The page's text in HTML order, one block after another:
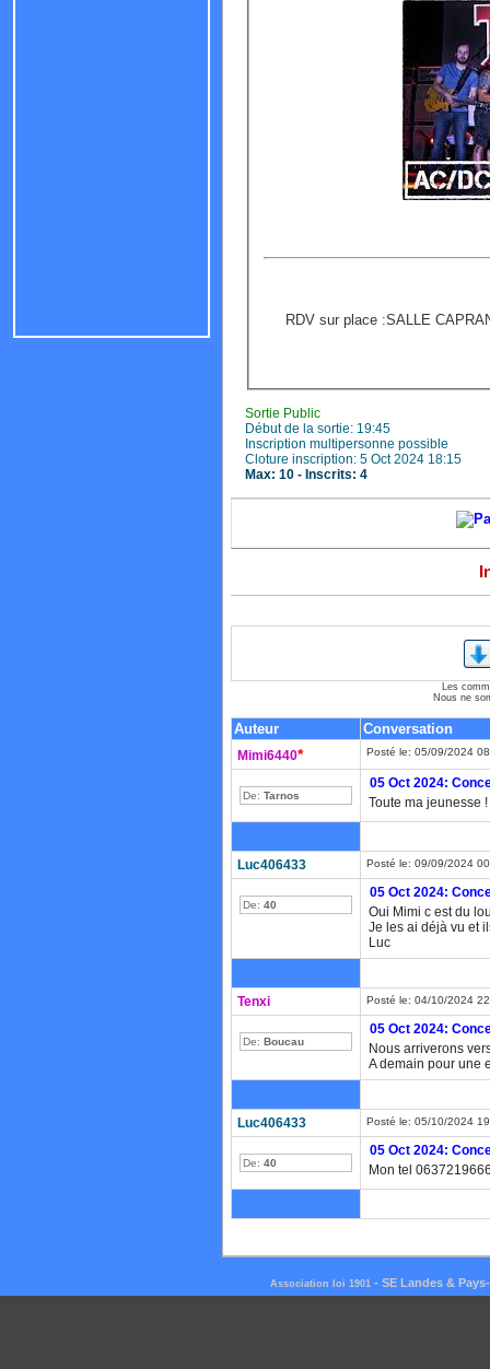
RDV sur place :SALLE
Sortie Public
Début de la sortie: 19:45
Inscription multipersonne possible
Cloture inscription: 5 Oct 2024 18:15
Max: 10 - Inscrits: 4
Les
Nous ne
Auteur Conversation
Mimi6440* Posté le: 05/09/2024
De: Tarnos
05 Oct 2024:
Toute ma jeunesse
Luc406433 Posté le: 09/09/2024
De: 40
05 Oct 2024:
Oui Mimi c est du
Je les ai déjà vu et
Luc
Tenxi Posté le: 04/10/2024
De: Boucau
05 Oct 2024:
Nous arriverons
A demain pour une
Luc406433 Posté le: 05/10/2024
De: 40
05 Oct 2024:
Mon tel
Association loi 1901 - SE Landes &